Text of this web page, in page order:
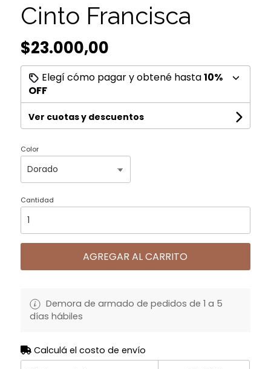
Cinto Francisca
$23.000,00
Elegí cómo pagar y obtené hasta10%
OFF
Ver cuotas y descuentos
Color
Cantidad
AGREGAR AL CARRITO
Demora de armado de pedidos de 1 a 5
días hábiles
Calculá el costo de envío